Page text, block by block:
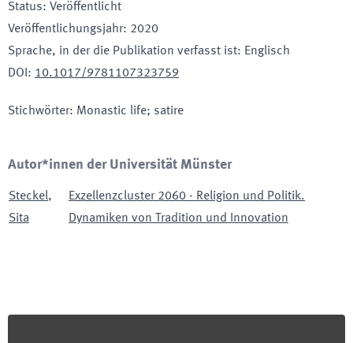
Status: Veröffentlicht
Veröffentlichungsjahr: 2020
Sprache, in der die Publikation verfasst ist: Englisch
DOI : 10.1017/9781107323759
Stichwörter: Monastic life; satire
Autor*innen der Universität Münster
Steckel,
Sita
Exzellenzcluster 2060 - Religion und Politik.
Dynamiken von Tradition und Innovation